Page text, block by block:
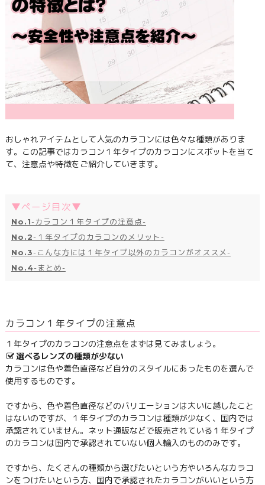
おしゃれアイテムとして人気のカラコンには色々な種類がありま
す。この記事ではカラコン１年タイプのカラコンにスポットを当て
て、注意点や特徴をご紹介していきます。
▼ページ目次▼
No.1-カラコン１年タイプの注意点-
No.2-１年タイプのカラコンのメリット-
No.3-こんな方には１年タイプ以外のカラコンがオススメ-
No.4-まとめ-
カラコン１年タイプの注意点
１年タイプのカラコンの注意点をまずは見てみましょう。
選べるレンズの種類が少ない
カラコンは色や着色直径など自分のスタイルにあったものを選んで
使用するものです。
ですから、色や着色直径などのバリエーションは大いに越したこと
はないのですが、１年タイプのカラコンは種類が少なく、国内では
承認されていません。ネット通販などで販売されている１年タイプ
のカラコンは国内で承認されていない個人輸入のもののみです。
ですから、たくさんの種類から選びたいという方やいろんなカラコ
ンをつけたいという方、国内で承認されたカラコンがいいという方